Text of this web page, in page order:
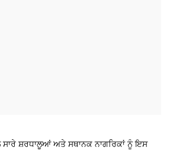
ਸ਼ਰਧਾਲੂਆਂ ਅਤੇ ਸਥਾਨਕ ਨਾਗਰਿਕਾਂ ਨੂੰ ਇਸ